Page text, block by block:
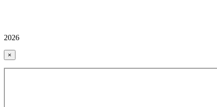
2026
×